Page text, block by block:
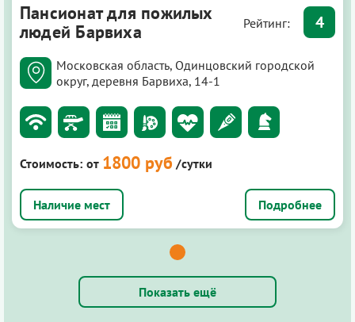
Пансионат для пожилых
людей Барвиха
Рейтинг: 4
Московская область, Одинцовский городской
округ, деревня Барвиха, 14-1
Стоимость: от 1800 руб /сутки
Подробнее
Показать ещё